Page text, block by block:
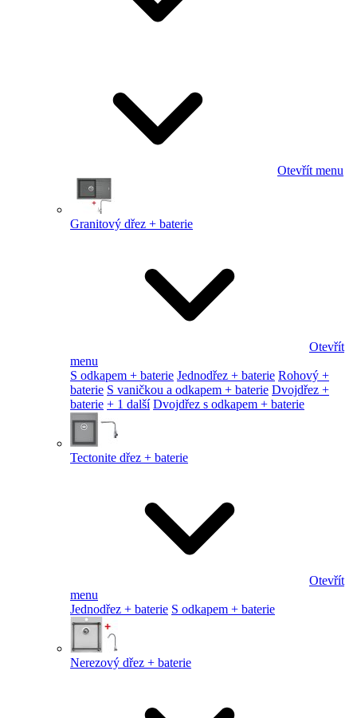
Otevřít menu
Granitový dřez + baterie
Otevřít
menu
S odkapem + baterie Jednodřez + baterie Rohový +
baterie S vaničkou a odkapem + baterie Dvojdřez +
baterie + 1 další Dvojdřez s odkapem + baterie
Tectonite dřez + baterie
Otevřít
menu
Jednodřez + baterie S odkapem + baterie
Nerezový dřez + baterie